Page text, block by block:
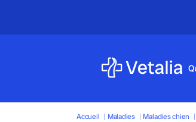
Accueil | Maladies | Maladies chien |